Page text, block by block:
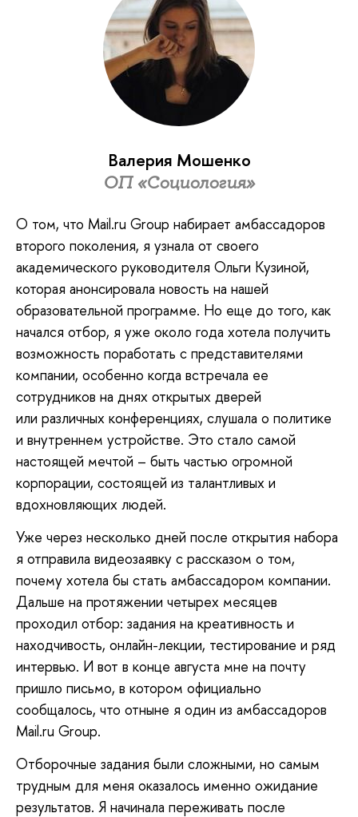
Валерия Мошенко
ОП «Социология»
О том, что Mail.ru Group набирает амбассадоров
второго поколения, я узнала от своего
академического руководителя Ольги Кузиной,
которая анонсировала новость на нашей
образовательной программе. Но еще до того, как
начался отбор, я уже около года хотела получить
возможность поработать с представителями
компании, особенно когда встречала ее
сотрудников на днях открытых дверей
или различных конференциях, слушала о политике
и внутреннем устройстве. Это стало самой
настоящей мечтой – быть частью огромной
корпорации, состоящей из талантливых и
вдохновляющих людей.
Уже через несколько дней после открытия набора
я отправила видеозаявку с рассказом о том,
почему хотела бы стать амбассадором компании.
Дальше на протяжении четырех месяцев
проходил отбор: задания на креативность и
находчивость, онлайн-лекции, тестирование и ряд
интервью. И вот в конце августа мне на почту
пришло письмо, в котором официально
сообщалось, что отныне я один из амбассадоров
Mail.ru Group.
Отборочные задания были сложными, но самым
трудным для меня оказалось именно ожидание
результатов. Я начинала переживать после